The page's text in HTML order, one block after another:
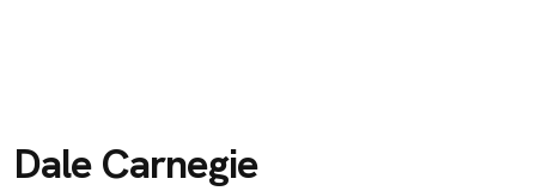
Dale Carnegie